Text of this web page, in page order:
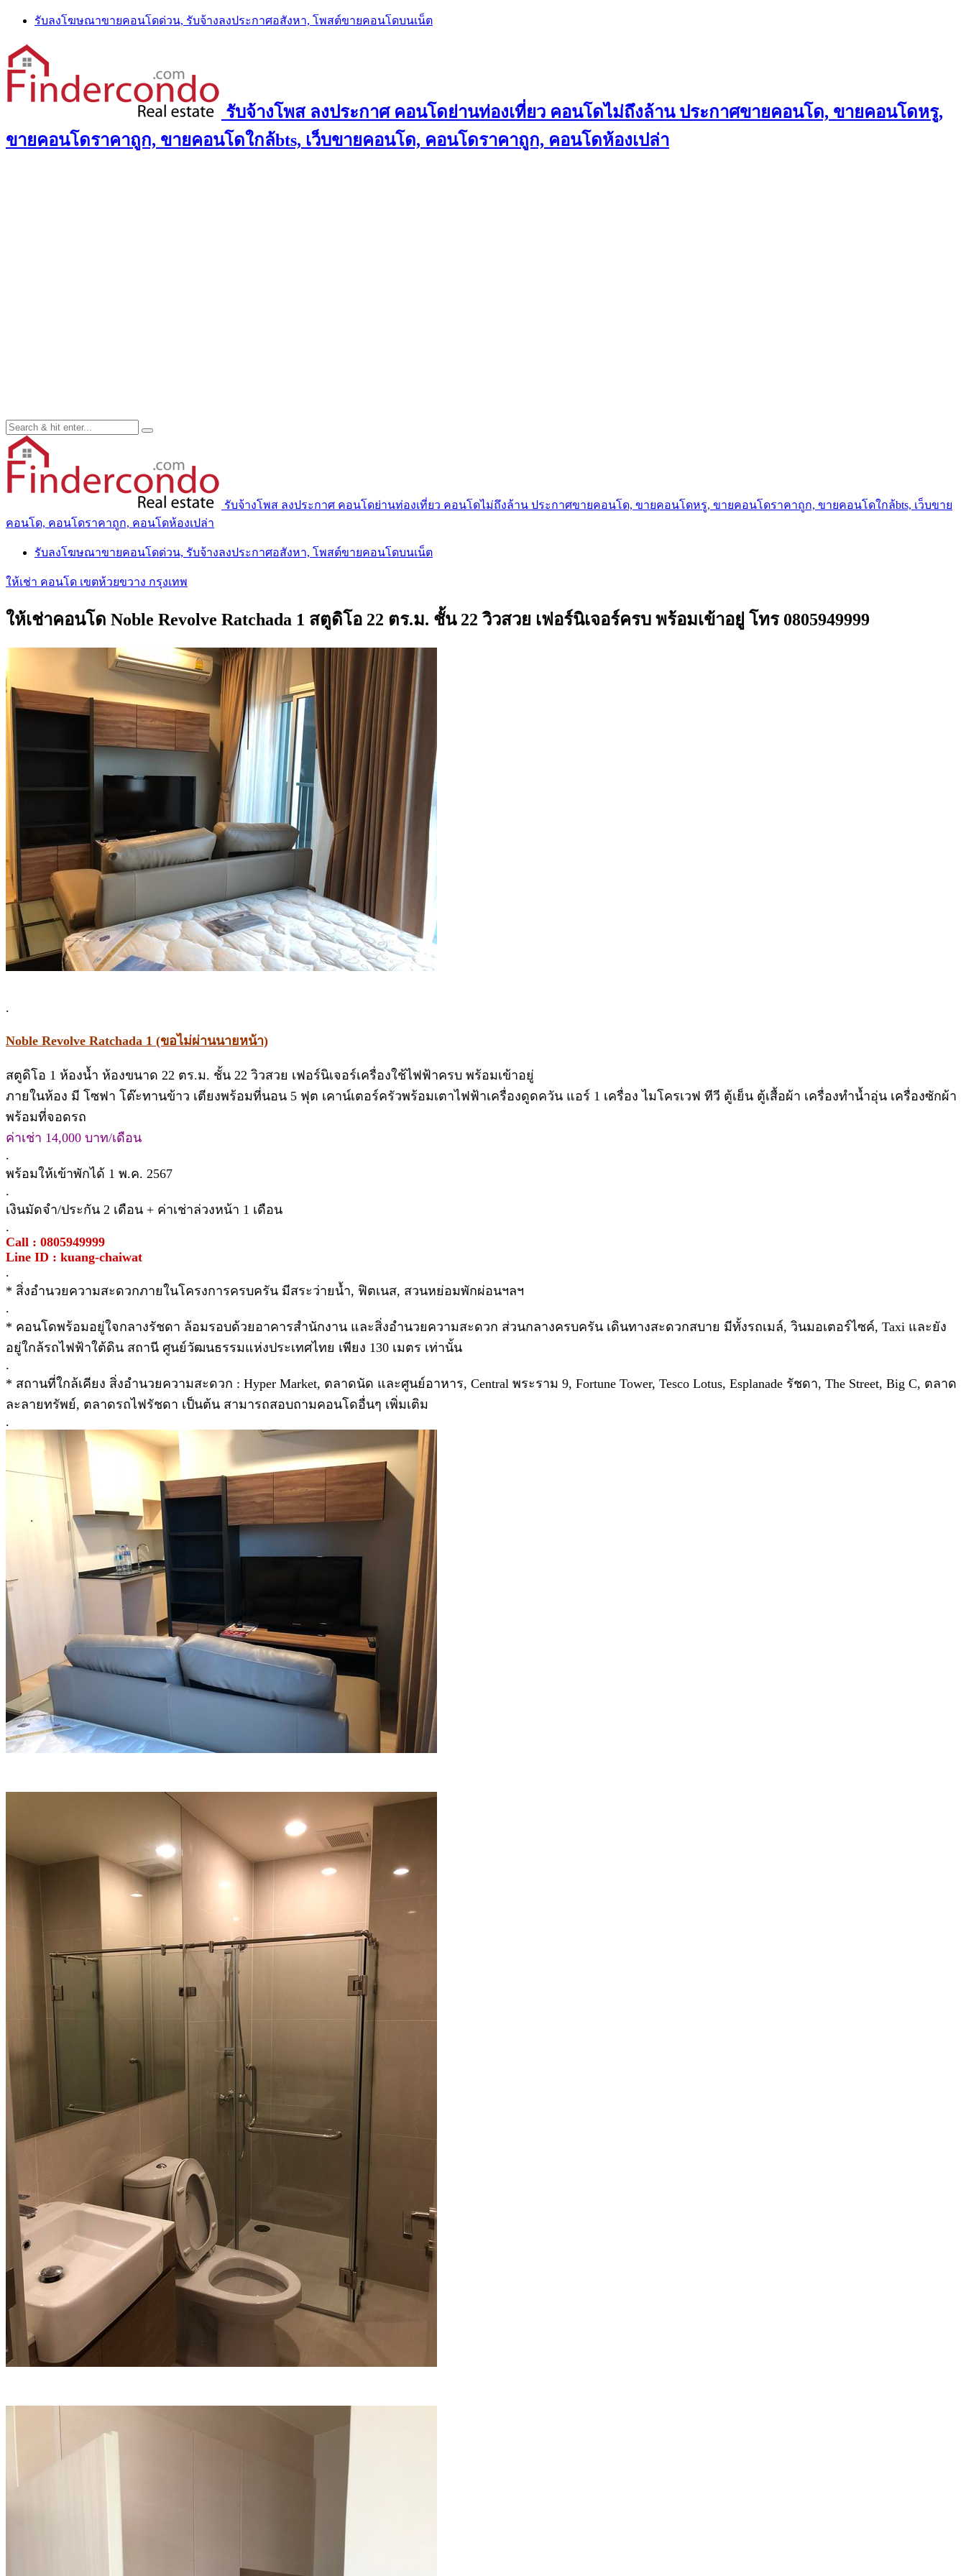
Skip
content
รับลงโฆษณาขายคอนโดด่วน, รับจ้างลงประกาศอสังหา, โพสต์ขายคอนโดบนเน็ต
รับจ้างโพส ลงประกาศ คอนโดย่านท่องเที่ยว คอนโดไม่ถึงล้าน ประกาศขายคอนโด, ขายคอนโดหรู,
ขายคอนโดราคาถูก, ขายคอนโดใกล้bts, เว็บขายคอนโด, คอนโดราคาถูก, คอนโดห้องเปล่า
รับจ้างโพส ลงประกาศ คอนโดย่านท่องเที่ยว คอนโดไม่ถึงล้าน ประกาศขายคอนโด, ขายคอนโดหรู, ขายคอนโดราคาถูก, ขายคอนโดใกล้bts, เว็บขาย
คอนโด, คอนโดราคาถูก, คอนโดห้องเปล่า
รับลงโฆษณาขายคอนโดด่วน, รับจ้างลงประกาศอสังหา, โพสต์ขายคอนโดบนเน็ต
ให้เช่า คอนโด เขตห้วยขวาง กรุงเทพ
ให้เช่าคอนโด Noble Revolve Ratchada 1 สตูดิโอ 22 ตร.ม. ชั้น 22 วิวสวย เฟอร์นิเจอร์ครบ พร้อมเข้าอยู่ โทร 0805949999
.
Noble Revolve Ratchada 1 (ขอไม่ผ่านนายหน้า)
สตูดิโอ 1 ห้องน้ำ ห้องขนาด 22 ตร.ม. ชั้น 22 วิวสวย เฟอร์นิเจอร์เครื่องใช้ไฟฟ้าครบ พร้อมเข้าอยู่
ภายในห้อง มี โซฟา โต๊ะทานข้าว เตียงพร้อมที่นอน 5 ฟุต เคาน์เตอร์ครัวพร้อมเตาไฟฟ้าเครื่องดูดควัน แอร์ 1 เครื่อง ไมโครเวฟ ทีวี ตู้เย็น ตู้เสื้อผ้า เครื่องทำน้ำอุ่น เครื่องซักผ้า
พร้อมที่จอดรถ
ค่าเช่า 14,000 บาท/เดือน
.
พร้อมให้เข้าพักได้ 1 พ.ค. 2567
.
เงินมัดจำ/ประกัน 2 เดือน + ค่าเช่าล่วงหน้า 1 เดือน
.
Call : 0805949999
Line ID : kuang-chaiwat
.
* สิ่งอำนวยความสะดวกภายในโครงการครบครัน มีสระว่ายน้ำ, ฟิตเนส, สวนหย่อมพักผ่อนฯลฯ
.
* คอนโดพร้อมอยู่ใจกลางรัชดา ล้อมรอบด้วยอาคารสำนักงาน และสิ่งอำนวยความสะดวก ส่วนกลางครบครัน เดินทางสะดวกสบาย มีทั้งรถเมล์, วินมอเตอร์ไซค์, Taxi และยัง
อยู่ใกล้รถไฟฟ้าใต้ดิน สถานี ศูนย์วัฒนธรรมแห่งประเทศไทย เพียง 130 เมตร เท่านั้น
.
* สถานที่ใกล้เคียง สิ่งอำนวยความสะดวก : Hyper Market, ตลาดนัด และศูนย์อาหาร, Central พระราม 9, Fortune Tower, Tesco Lotus, Esplanade รัชดา, The Street, Big C, ตลาด
ละลายทรัพย์, ตลาดรถไฟรัชดา เป็นต้น สามารถสอบถามคอนโดอื่นๆ เพิ่มเติม
.